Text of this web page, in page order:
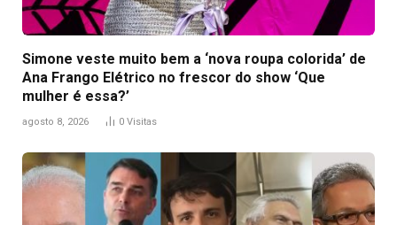
Simone veste muito bem a ‘nova roupa colorida’ de
Ana Frango Elétrico no frescor do show ‘Que
mulher é essa?’
agosto 8, 2026 0 Visitas